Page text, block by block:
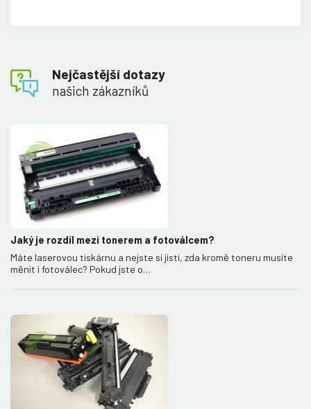
Nejčastější dotazy
našich zákazníků
Jaký je rozdíl mezi tonerem a fotoválcem?
Máte laserovou tiskárnu a nejste si jisti, zda kromě toneru musíte
měnit i fotoválec? Pokud jste o…